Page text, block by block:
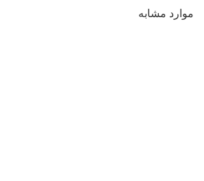
موارد مشابه